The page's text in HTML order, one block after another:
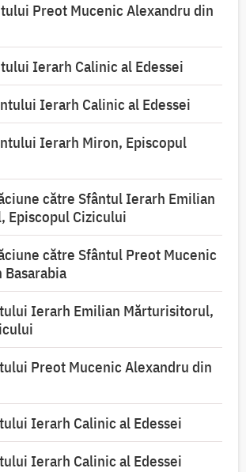
Preot Mucenic Alexandru din
Ierarh Calinic al Edessei
Ierarh Calinic al Edessei
Ierarh Miron, Episcopul
către Sfântul Ierarh Emilian
Episcopul Cizicului
către Sfântul Preot Mucenic
Ierarh Emilian Mărturisitorul,
Preot Mucenic Alexandru din
Ierarh Calinic al Edessei
Ierarh Calinic al Edessei